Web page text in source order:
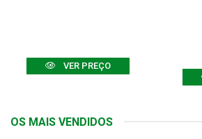
VER PREÇO
OS MAIS VENDIDOS